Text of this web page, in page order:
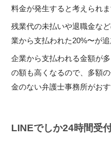
料金が発生すると考えられま
残業代の未払いや退職金な
業から支払われた20%〜が
企業から支払われる金額が
の額も高くなるので、多額
金のない弁護士事務所がおす
LINEでしか24時間受